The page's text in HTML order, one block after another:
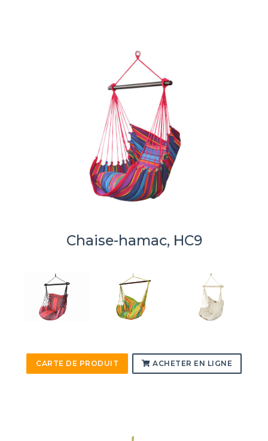
Chaise-hamac, HC9
CARTE DE PRODUIT ACHETER EN LIGNE